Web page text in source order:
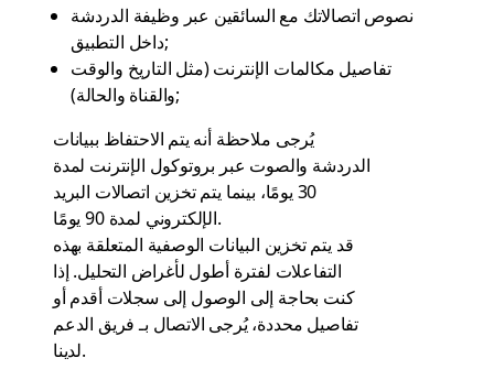
نصوص اتصالاتك مع السائقين عبر وظيفة الدردشة
داخل التطبيق;
تفاصيل مكالمات الإنترنت (مثل التاريخ والوقت
والقناة والحالة);
يُرجى ملاحظة أنه يتم الاحتفاظ ببيانات
الدردشة والصوت عبر بروتوكول الإنترنت لمدة
30 يومًا، بينما يتم تخزين اتصالات البريد
الإلكتروني لمدة 90 يومًا.
قد يتم تخزين البيانات الوصفية المتعلقة بهذه
التفاعلات لفترة أطول لأغراض التحليل. إذا
كنت بحاجة إلى الوصول إلى سجلات أقدم أو
تفاصيل محددة، يُرجى الاتصال بـفريق الدعم
لدينا.